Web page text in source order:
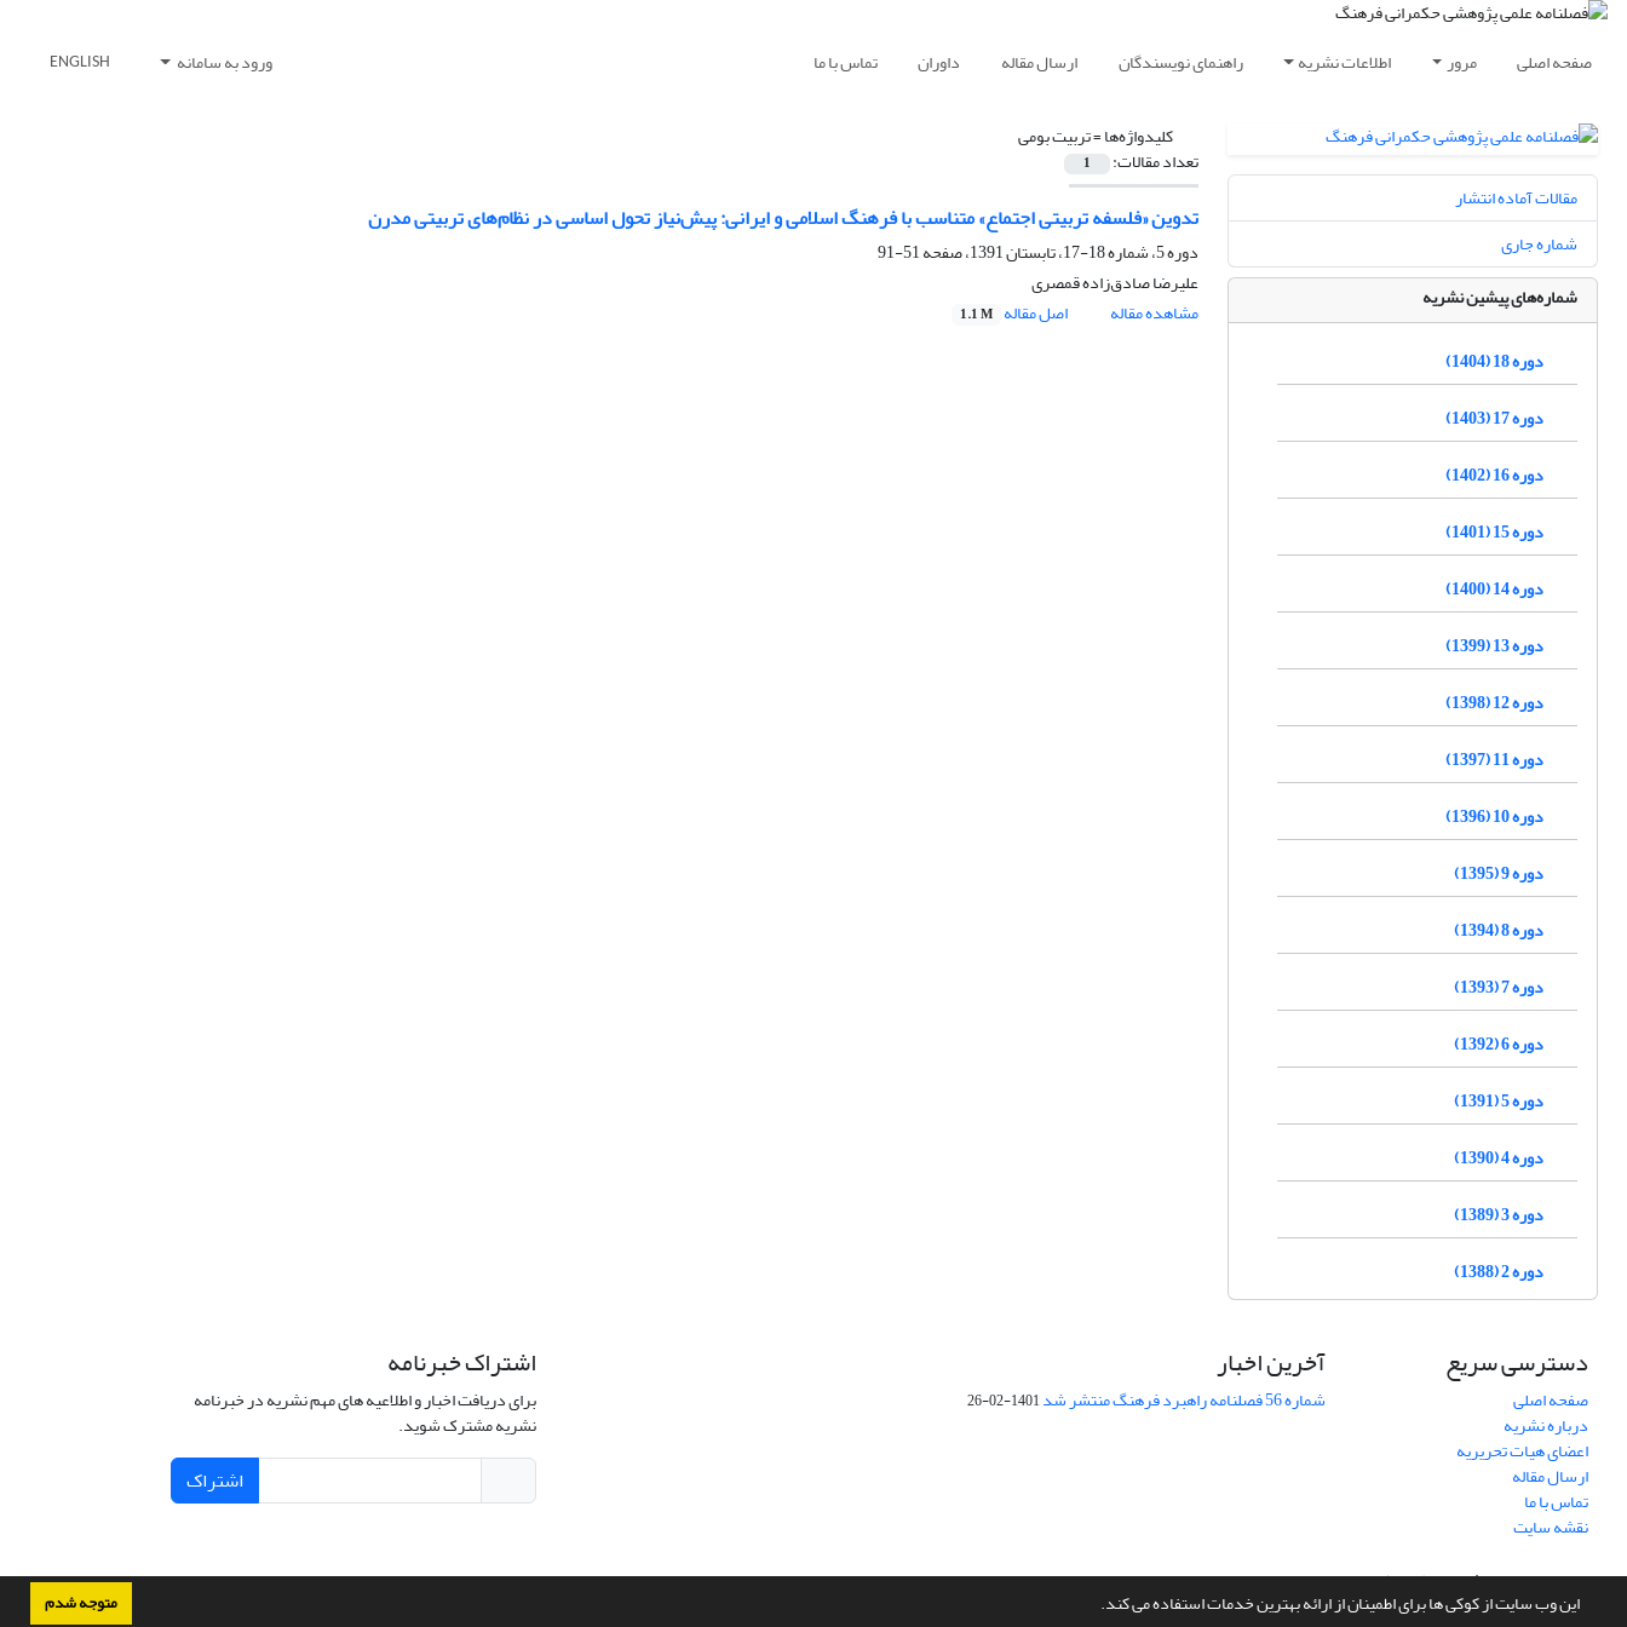
این وب سایت از کوکی ها برای اطمینان از ارائه بهترین خدمات استفاده می کند. متوجه شدم
صفحه اصلی مرور اطلاعات نشریه راهنمای نویسندگان ارسال مقاله داوران تماس با ما ورود به سامانه ENGLISH
کلیدواژه‌ها =تربیت بومی
تعداد مقالات: 1
تدوین «فلسفه تربیتی اجتماع»‌ متناسب با فرهنگ اسلامی و ایرانی: پیش‌نیاز تحول اساسی در نظام‌های تربیتی مدرن
دوره 5، شماره 18-17، تابستان 1391، صفحه
51-91
علیرضا صادق‌زاده قمصری
مشاهده مقاله
اصل مقاله 1.1 M
مقالات آماده انتشار
شماره جاری
شماره‌های پیشین نشریه
دوره 18 (1404)
دوره 17 (1403)
دوره 16 (1402)
دوره 15 (1401)
دوره 14 (1400)
دوره 13 (1399)
دوره 12 (1398)
دوره 11 (1397)
دوره 10 (1396)
دوره 9 (1395)
دوره 8 (1394)
دوره 7 (1393)
دوره 6 (1392)
دوره 5 (1391)
دوره 4 (1390)
دوره 3 (1389)
دوره 2 (1388)
دسترسی سریع
صفحه اصلی
درباره نشریه
اعضای هیات تحریریه
ارسال مقاله
تماس با ما
نقشه سایت
آخرین اخبار
شماره 56 فصلنامه راهبرد فرهنگ منتشر شد 1401-02-26
اشتراک خبرنامه
برای دریافت اخبار و اطلاعیه های مهم نشریه در خبرنامه
نشریه مشترک شوید.
اشتراک
سامانه مدیریت نشریات علمی.طراحی و پیاده سازی ازسیناوب